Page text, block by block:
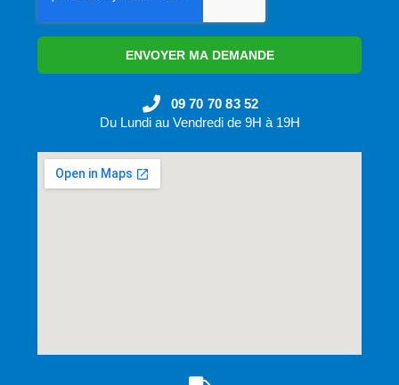
ENVOYER MA DEMANDE
09 70 70 83 52
Du Lundi au Vendredi de 9H à 19H